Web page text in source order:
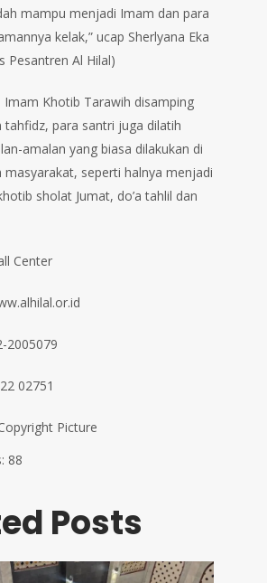
mampu menjadi Imam dan para
kelak,” ucap Sherlyana Eka
Pesantren Al Hilal)
Imam Khotib Tarawih disamping
para santri juga dilatih
amalan yang biasa dilakukan di
masyarakat, seperti halnya menjadi
sholat Jumat, do’a tahlil dan
Center
2005079
02751
Picture
88
Posts